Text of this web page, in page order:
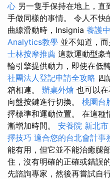
心 另一隻手保持在地上，直
手做同樣的事情。 令人不快
曲線滑動時，Insignia 養護
Analytics教學 並不知道，而
士林按摩推薦 這款運動型豪
輪引擎提供動力，即使在低
社團法人登記申請全攻略 四
箱相連。 辦桌外燴 也可以
向盤按鍵進行切換。 桃園台
擇標準和運動位置。 在這種
漸增加時間。 安養院 新北市
擇技巧 適合您的台北會計事
能有用，但它並不能治癒腿
住，沒有明確的正確或錯誤
先諮詢專家，然後再嘗試自